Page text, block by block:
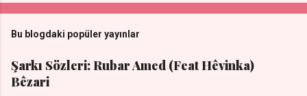
Bu blogdaki popüler yayınlar
Şarkı Sözleri: Rubar Amed (Feat Hêvinka)
Bêzari